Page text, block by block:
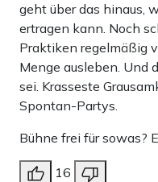
geht über das hinaus,
ertragen kann. Noch
Praktiken regelmäßig
Menge ausleben. Und
sei. Krasseste
Spontan-Partys.
Bühne frei für sowas?
16